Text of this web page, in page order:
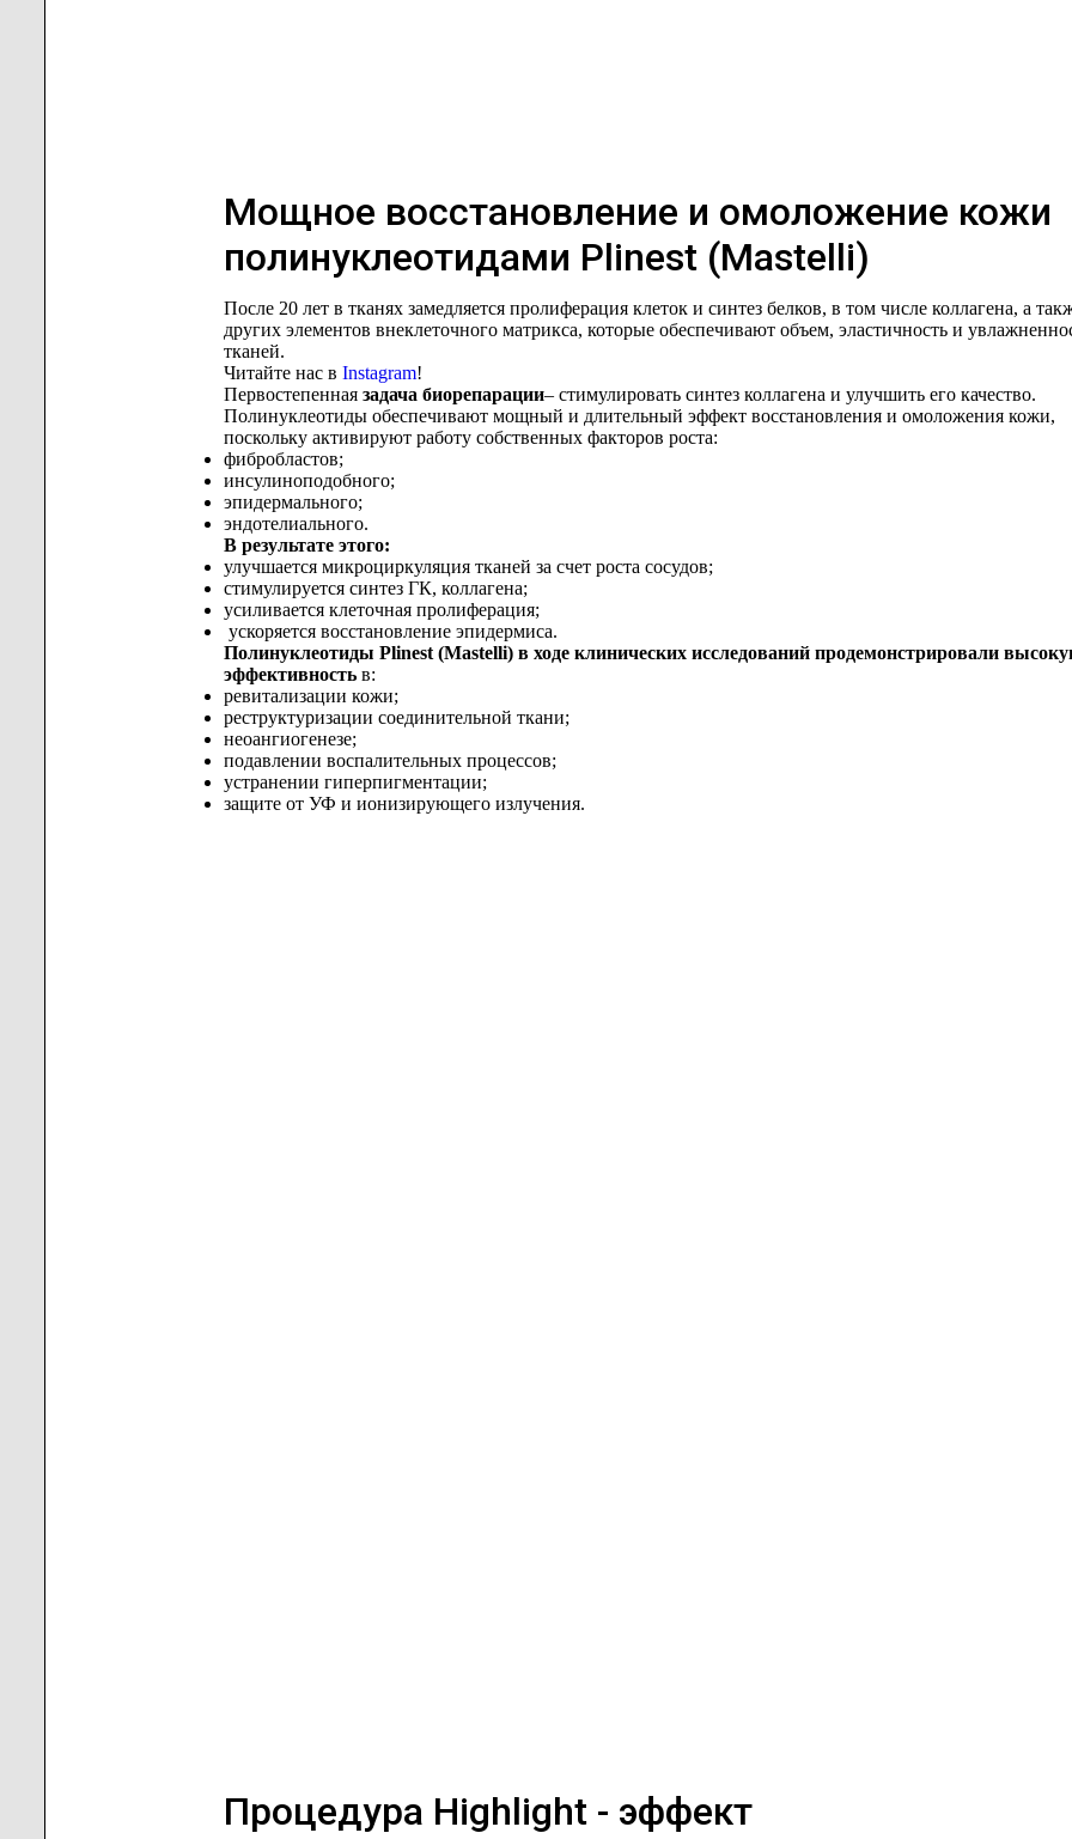
Мощное восстановление и омоложение кожи
полинуклеотидами Plinest (Mastelli)
После 20 лет в тканях замедляется пролиферация клеток и синтез белков, в том числе коллагена, а
других элементов внеклеточного матрикса, которые обеспечивают объем, эластичность и
тканей.
Читайте нас в Instagram!
Первостепенная задача биорепарации– стимулировать синтез коллагена и улучшить его качество.
Полинуклеотиды обеспечивают мощный и длительный эффект восстановления и омоложения кожи,
поскольку активируют работу собственных факторов роста:
фибробластов;
инсулиноподобного;
эпидермального;
эндотелиального.
В результате этого:
улучшается микроциркуляция тканей за счет роста сосудов;
стимулируется синтез ГК, коллагена;
усиливается клеточная пролиферация;
ускоряется восстановление эпидермиса.
Полинуклеотиды Plinest (Mastelli) в ходе клинических исследований продемонстрировали
эффективностьв:
ревитализации кожи;
реструктуризации соединительной ткани;
неоангиогенезе;
подавлении воспалительных процессов;
устранении гиперпигментации;
защите от УФ и ионизирующего излучения.
Процедура Highlight - эффект